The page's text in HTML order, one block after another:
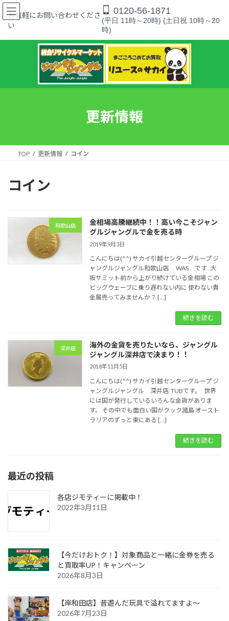
コ
ン
ッ
ナ
ビ
移
お気軽にお問い合わせくださ
い
0120-56-1871
(平日 11時～20時) (土日祝 10時～20
時)
更新情報
TOP 更新情報 コイン
コイン
和歌山店
金相場高騰継続中！！高い今こそジャン
グルジャングルで金を売る時
2019年9月3日
こんにちは(^^) サカイ引越センターグループ ジ
ャングルジャングル和歌山店 WAS です 大
阪サミット前から上がり続けている金相場 この
ビッグウェーブに乗り遅れない内に 使わない貴
金属売ってみませんか？ […]
続きを読む
深井店
海外の金貨を売りたいなら、ジャングル
ジャングル深井店で決まり！！
2018年11月5日
こんにちは(^^) サカイ引越センターグループ ジ
ャングルジャングル 深井店 TUBです。 世界
には国が発行しているいろんな金貨がありま
す。 その中でも面白い国がクック諸島 オースト
ラリアのずっと東にある […]
続きを読む
最近の投稿
各店ジモティーに掲載中！
2022年3月11日
【今だけおトク！】対象商品と一緒に金券を売る
と買取率UP！キャンペーン
2026年8月3日
【岸和田店】昔遊んだ玩具で溢れてますよ～
2026年7月23日